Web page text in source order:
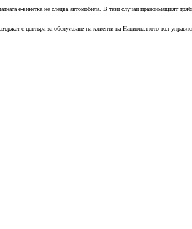
е-винетка не следва автомобила. В тези случаи
с центъра за обслужване на клиенти на Националното тол